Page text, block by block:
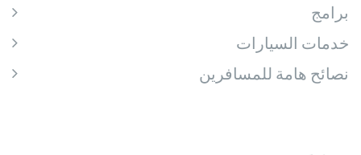
برامج
خدمات السيارات
نصائح هامة للمسافرين